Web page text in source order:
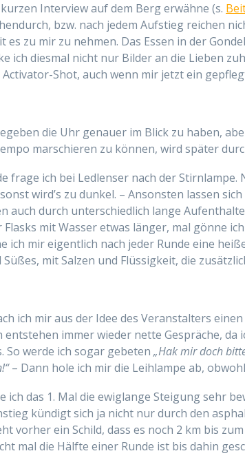
Interview auf dem Berg erwähne (s.
bzw. nach jedem Aufstieg reichen
es zu mir zu nehmen. Das Essen in der
ich diesmal nicht nur Bilder an die Lieben
Shot, auch wenn mir jetzt ein
die Uhr genauer im Blick zu haben,
marschieren zu können, wird später
frage ich bei Ledlenser nach der Stirnlampe.
wird’s zu dunkel. – Ansonsten lassen sich
auch durch unterschiedlich lange
mit Wasser etwas länger, mal gönne
ich mir eigentlich nach jeder Runde eine
mit Salzen und Flüssigkeit, die
ich mir aus der Idee des Veranstalters
entstehen immer wieder nette Gespräche, da
So werde ich sogar gebeten „Hak mir doch
– Dann hole ich mir die Leihlampe ab,
ich das 1. Mal die ewiglange Steigung sehr
kündigt sich ja nicht nur durch den
vorher ein Schild, dass es noch 2 km bis
mal die Hälfte einer Runde ist bis dahin